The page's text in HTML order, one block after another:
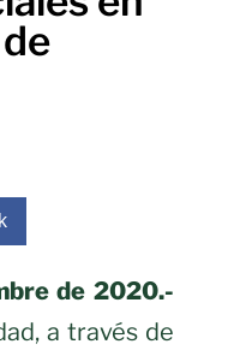
de 2020.-
a través de